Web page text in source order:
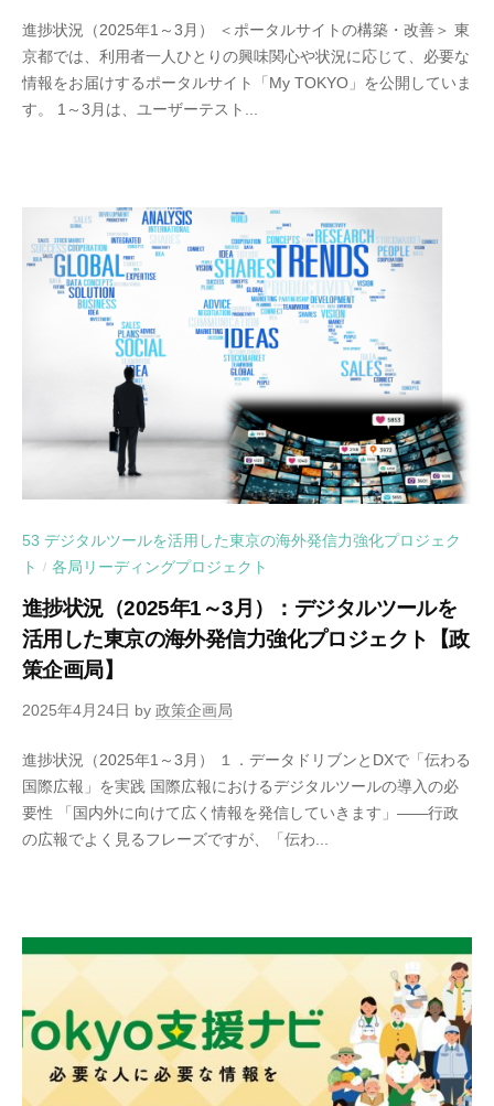
進捗状況（2025年1～3月） ＜ポータルサイトの構築・改善＞ 東
京都では、利用者一人ひとりの興味関心や状況に応じて、必要な
情報をお届けするポータルサイト「My TOKYO」を公開していま
す。 1～3月は、ユーザーテスト...
53 デジタルツールを活用した東京の海外発信力強化プロジェク
ト
/ 各局リーディングプロジェクト
進捗状況（2025年1～3月）：デジタルツールを
活用した東京の海外発信力強化プロジェクト【政
策企画局】
2025年4月24日 by 政策企画局
進捗状況（2025年1～3月） １．データドリブンとDXで「伝わる
国際広報」を実践 国際広報におけるデジタルツールの導入の必
要性 「国内外に向けて広く情報を発信していきます」――行政
の広報でよく見るフレーズですが、「伝わ...